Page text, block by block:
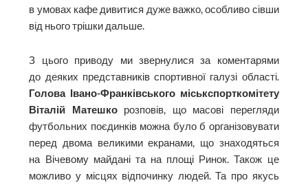
в умовах кафе дивитися дуже важко, особливо сівши
від нього трішки дальше.
З цього приводу ми звернулися за коментарями
до деяких представників спортивної галузі області.
Голова Івано-Франківського міськспорткомітету
Віталій Матешкорозповів, що масові перегляди
футбольних поєдинків можна було б організовувати
перед двома великими екранами, що знаходяться
на Вічевому майдані та на площі Ринок. Також це
можливо у місцях відпочинку людей. Та про якусь